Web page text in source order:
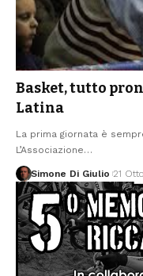
Basket, tutto
Latina
La prima giornata è
L’Associazione…
Simone Di Giulio 21